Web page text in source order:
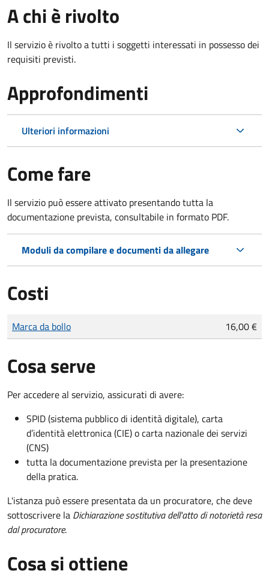
A chi è rivolto
Il servizio è rivolto a tutti i soggetti interessati in possesso dei
requisiti previsti.
Approfondimenti
Ulteriori informazioni
Come fare
Il servizio può essere attivato presentando tutta la
documentazione prevista, consultabile in formato PDF.
Moduli da compilare e documenti da allegare
Costi
Tipo di pagamento
Importo
Marca da bollo 16,00 €
Cosa serve
Per accedere al servizio, assicurati di avere:
SPID (sistema pubblico di identità digitale), carta
d’identità elettronica (CIE) o carta nazionale dei servizi
(CNS)
tutta la documentazione prevista per la presentazione
della pratica.
L'istanza può essere presentata da un procuratore, che deve
sottoscrivere la Dichiarazione sostitutiva dell'atto di notorietà resa
dal procuratore.
Cosa si ottiene